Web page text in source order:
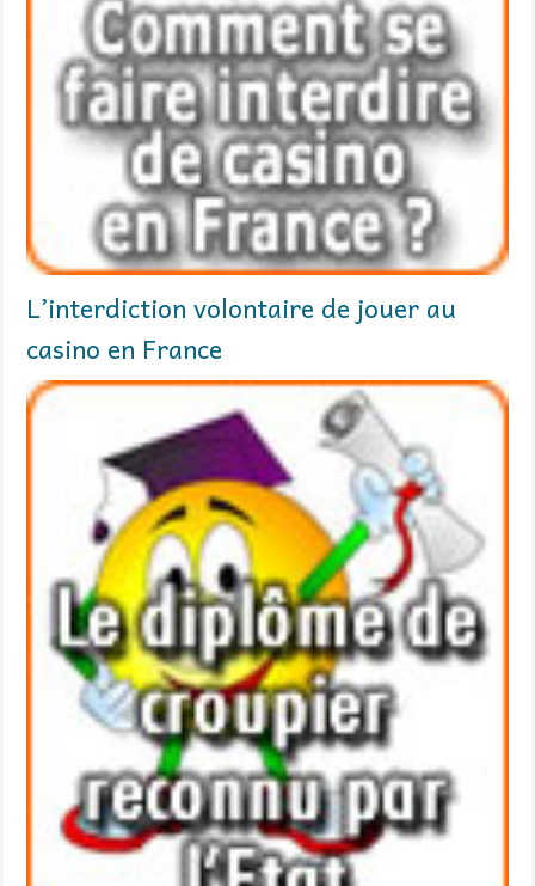
L’interdiction volontaire de jouer au
casino en France